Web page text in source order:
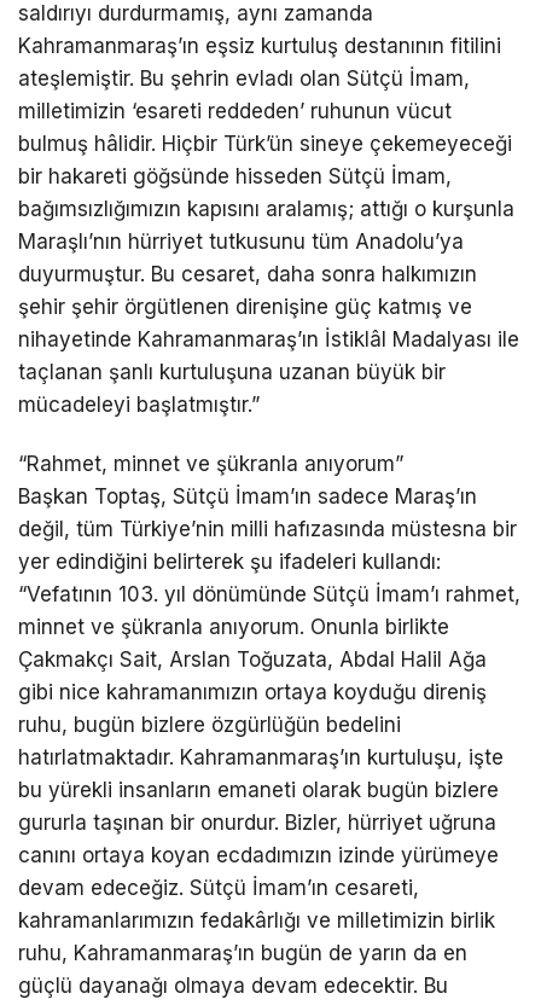
saldırıyı durdurmamış, aynı zamanda
Kahramanmaraş’ın eşsiz kurtuluş destanının fitilini
ateşlemiştir. Bu şehrin evladı olan Sütçü İmam,
milletimizin ‘esareti reddeden’ ruhunun vücut
bulmuş hâlidir. Hiçbir Türk’ün sineye çekemeyeceği
bir hakareti göğsünde hisseden Sütçü İmam,
bağımsızlığımızın kapısını aralamış; attığı o kurşunla
Maraşlı’nın hürriyet tutkusunu tüm Anadolu’ya
duyurmuştur. Bu cesaret, daha sonra halkımızın
şehir şehir örgütlenen direnişine güç katmış ve
nihayetinde Kahramanmaraş’ın İstiklâl Madalyası ile
taçlanan şanlı kurtuluşuna uzanan büyük bir
mücadeleyi başlatmıştır.”
“Rahmet, minnet ve şükranla anıyorum”
Başkan Toptaş, Sütçü İmam’ın sadece Maraş’ın
değil, tüm Türkiye’nin milli hafızasında müstesna bir
yer edindiğini belirterek şu ifadeleri kullandı:
“Vefatının 103. yıl dönümünde Sütçü İmam’ı rahmet,
minnet ve şükranla anıyorum. Onunla birlikte
Çakmakçı Sait, Arslan Toğuzata, Abdal Halil Ağa
gibi nice kahramanımızın ortaya koyduğu direniş
ruhu, bugün bizlere özgürlüğün bedelini
hatırlatmaktadır. Kahramanmaraş’ın kurtuluşu, işte
bu yürekli insanların emaneti olarak bugün bizlere
gururla taşınan bir onurdur. Bizler, hürriyet uğruna
canını ortaya koyan ecdadımızın izinde yürümeye
devam edeceğiz. Sütçü İmam’ın cesareti,
kahramanlarımızın fedakârlığı ve milletimizin birlik
ruhu, Kahramanmaraş’ın bugün de yarın da en
güçlü dayanağı olmaya devam edecektir. Bu